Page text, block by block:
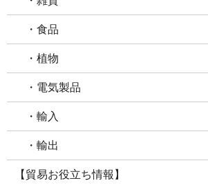
・食品
・植物
・電気製品
・輸入
・輸出
【貿易お役立ち情報】